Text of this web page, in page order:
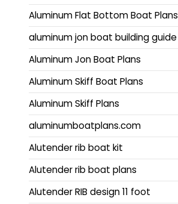
Aluminum Flat Bottom Boat Plans
aluminum jon boat building guide
Aluminum Jon Boat Plans
Aluminum Skiff Boat Plans
Aluminum Skiff Plans
aluminumboatplans.com
Alutender rib boat kit
Alutender rib boat plans
Alutender RIB design 11 foot